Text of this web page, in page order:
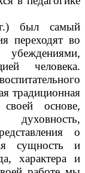
был самый
переходят во
человека.
традиционная
основе,
о
сущность и
характера и